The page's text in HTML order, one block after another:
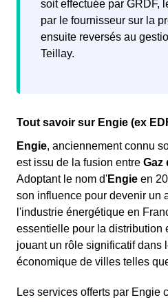
venue d’un technicien n’est
il faut être réactif pour
fournisseur de son arrivée
éviter une coupure de gaz
soit effectuée par GRDF,
par le fournisseur sur la
ensuite reversés au
Teillay.
Tout savoir sur Engie (ex
Engie, anciennement connu
est issu de la fusion entre Gaz
Adoptant le nom d'Engie en
son influence pour devenir un
l'industrie énergétique en
essentielle pour la distribution
jouant un rôle significatif dans
économique de villes telles
Les services offerts par Engie